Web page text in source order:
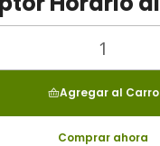
Agregar al Carro
Comprar ahora